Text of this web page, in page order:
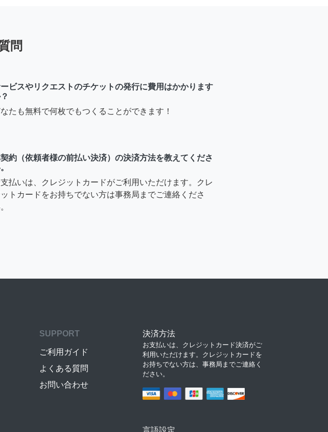
問
ビスやリクエストのチケットの発行に費用はかかります
たも無料で何枚でもつくることができます！
約（依頼者様の前払い決済）の決済方法を教えてくださ
払いは、クレジットカードがご利用いただけます。クレ
ットカードをお持ちでない方は事務局までご連絡くださ
SUPPORT
ご利用ガイド
よくある質問
お問い合わせ
決済方法
お支払いは、クレジットカード決済がご
利用いただけます。クレジットカードを
お持ちでない方は、事務局までご連絡く
ださい。
言語設定